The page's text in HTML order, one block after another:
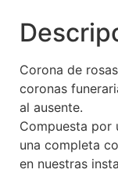
Corona de
coronas
al ausente.
Compuesta por
una completa
en nuestras